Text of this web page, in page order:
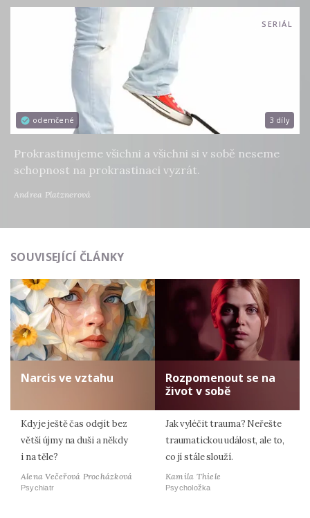
odemčené
SERIÁL
3 díly
Prokrastinujeme všichni a všichni si v sobě neseme
schopnost na prokrastinaci vyzrát.
Andrea Platznerová
SOUVISEJÍCÍ ČLÁNKY
Narcis ve vztahu
Kdy je ještě čas odejít bez
větší újmy na duši a někdy
i na těle?
Alena Večeřová Procházková
Psychiatr
Rozpomenout se na
život v sobě
Jak vyléčit trauma? Neřešte
traumatickou událost, ale to,
co jí stále slouží.
Kamila Thiele
Psycholožka